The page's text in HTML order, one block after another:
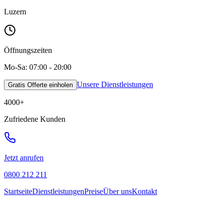
Luzern
Öffnungszeiten
Mo-Sa: 07:00 - 20:00
Gratis Offerte einholen Unsere Dienstleistungen
4000+
Zufriedene Kunden
Jetzt anrufen
0800 212 211
StartseiteDienstleistungenPreiseÜber unsKontakt